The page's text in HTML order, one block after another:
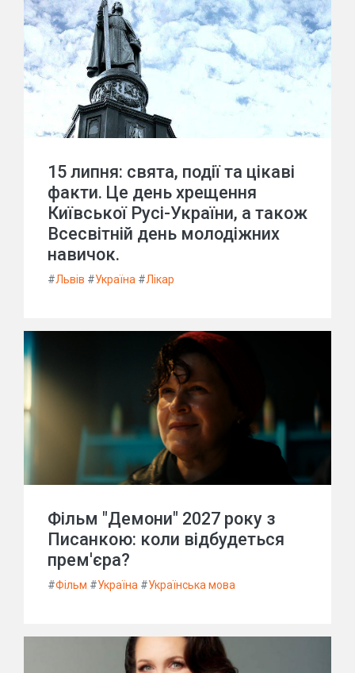
15 липня: свята, події та цікаві
факти. Це день хрещення
Київської Русі-України, а також
Всесвітній день молодіжних
навичок.
#Львів #Україна #Лікар
Фільм "Демони" 2027 року з
Писанкою: коли відбудеться
прем'єра?
#Фільм #Україна #Українська мова